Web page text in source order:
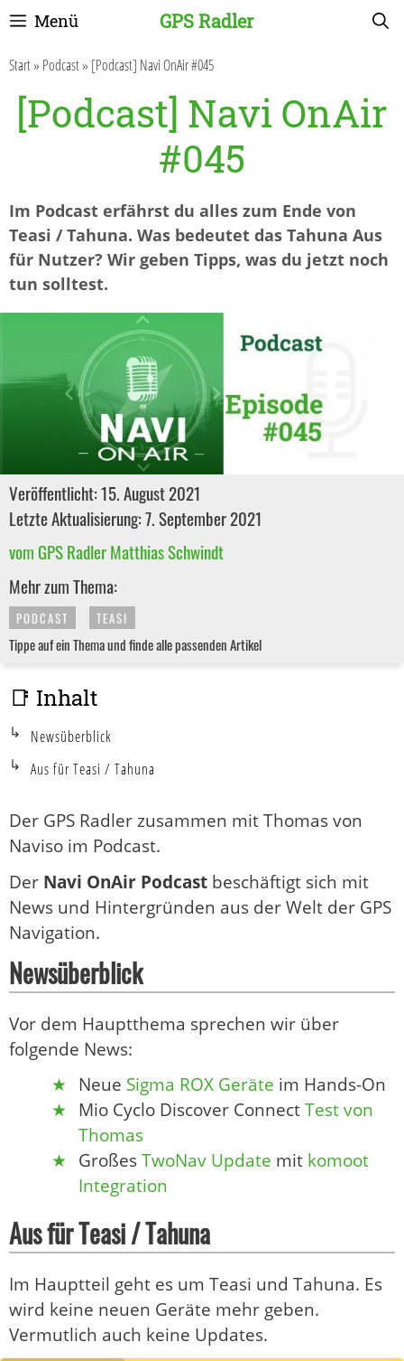
Zum
springen
GPS Radler
Menü
Start» Podcast» [Podcast] Navi OnAir #045
[Podcast] Navi OnAir
#045
Im Podcast erfährst du alles zum Ende von
Teasi / Tahuna. Was bedeutet das Tahuna Aus
für Nutzer? Wir geben Tipps, was du jetzt noch
tun solltest.
Veröffentlicht: 15. August 2021
Letzte Aktualisierung: 7. September 2021
vom GPS Radler Matthias Schwindt
Mehr zum Thema:
PODCAST TEASI
Tippe auf ein Thema und finde alle passenden Artikel
Der GPS Radler zusammen mit Thomas von
Naviso im Podcast.
Der Navi OnAir Podcast beschäftigt sich mit
News und Hintergründen aus der Welt der GPS
Navigation.
Newsüberblick
Vor dem Hauptthema sprechen wir über
folgende News:
Neue Sigma ROX Geräte im Hands-On
Mio Cyclo Discover ConnectTest von
Thomas
GroßesTwoNav Update mit komoot
Integration
Aus für Teasi / Tahuna
Im Hauptteil geht es um Teasi und Tahuna. Es
wird keine neuen Geräte mehr geben.
Vermutlich auch keine Updates.
📑 Inhalt
Newsüberblick
Aus für Teasi / Tahuna